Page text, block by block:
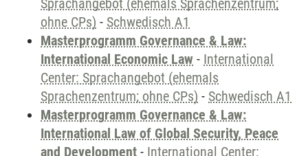
Sprachangebot (ehemals Sprachenzentrum;
ohne CPs) - Schwedisch A1
Masterprogramm Governance & Law:
International Economic Law - International
Center: Sprachangebot (ehemals
Sprachenzentrum; ohne CPs) - Schwedisch A1
Masterprogramm Governance & Law:
International Law of Global Security, Peace
and Development - International Center: